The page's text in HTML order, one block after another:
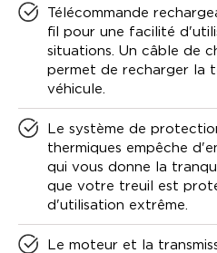
Télécommande
fil pour une facilité
situations. Un câble de
permet de recharger la
véhicule.
Le système de
thermiques empêche
qui vous donne la
que votre treuil est
d'utilisation extrême.
Le moteur et la